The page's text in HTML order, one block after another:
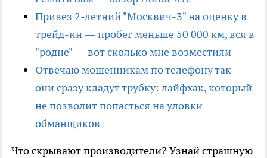
Привез 2-летний "Москвич-3" на оценку в
трейд-ин — пробег меньше 50 000 км, вся в
"родне" — вот сколько мне возместили
Отвечаю мошенникам по телефону так —
они сразу кладут трубку: лайфхак, который
не позволит попасться на уловки
обманщиков
Что скрывают производители? Узнай страшную